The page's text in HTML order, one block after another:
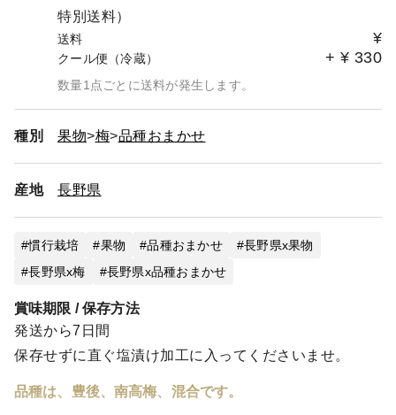
特別送料）
送料 ¥
クール便（冷蔵） + ¥ 330
数量1点ごとに送料が発生します。
種別 果物 梅 品種おまかせ
産地 長野県
慣行栽培 果物 品種おまかせ
長野県x果物
長野県x梅
長野県x品種おまかせ
賞味期限 / 保存方法
発送から7日間
保存せずに直ぐ塩漬け加工に入ってくださいませ。
品種は、豊後、南高梅、混合です。